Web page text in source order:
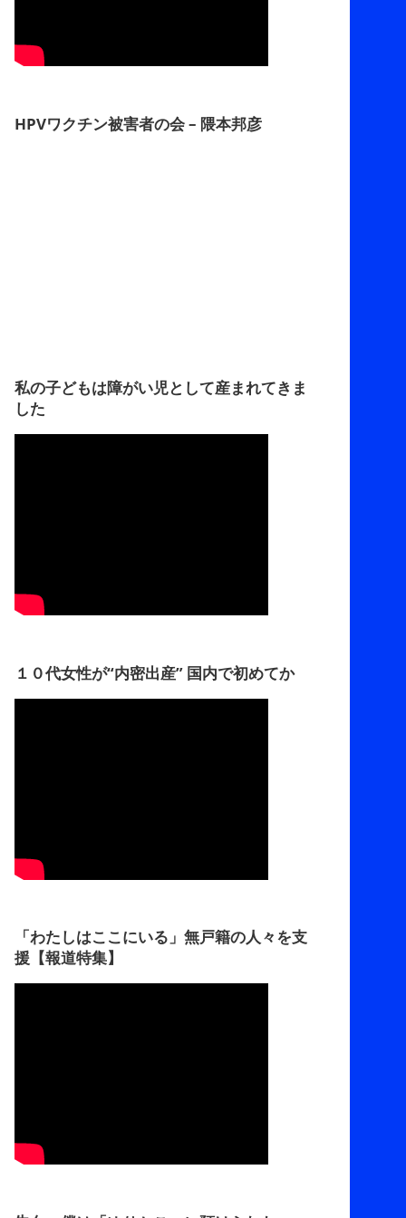
HPVワクチン被害者の会 – 隈本邦彦
私の子どもは障がい児として産まれてきま
した
１０代女性が“内密出産” 国内で初めてか
「わたしはここにいる」無戸籍の人々を支
援【報道特集】